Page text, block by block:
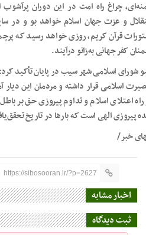
چراغ راه امت در این دوران
و عزت جهان اسلام خواهد بو و در
قرآن کریم، روزی خواهد رسید که
کفر جهانی به‌زانو درآیند.
شورای اسلامی شهر سیب در پایان تأکید
اسلامی قرار داشته و مردمان این دیار
اعتلای اسلام و تداوم پیروزی حق بر
پیروزی الهی است که بارها در تاریخ
خبر/
https://sibosooran.ir/?p=2627
اخبار مشابه
ثبت دیدگاه